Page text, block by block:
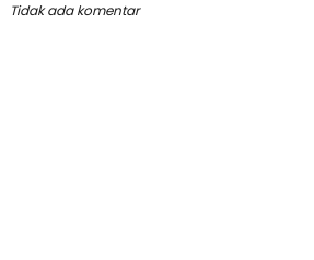
Tidak ada komentar